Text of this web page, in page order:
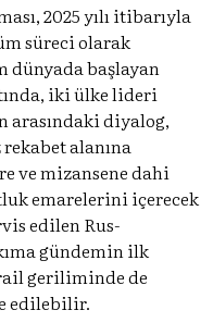
2025 yılı itibarıyla
süreci olarak
başlayan
iki ülke lideri
diyalog,
alanına
ve mizansene dahi
emarelerini içerecek
edilen Rus-
gündemin ilk
geriliminde de
edilebilir.